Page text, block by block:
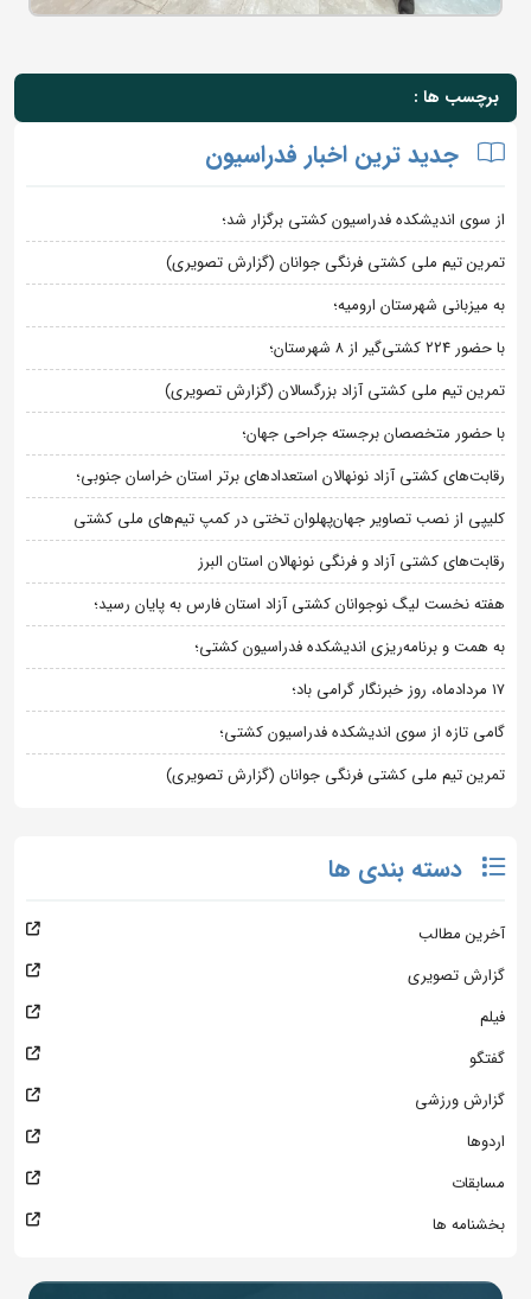
برچسب ها :
جدید ترین اخبار فدراسیون
از سوی اندیشکده فدراسیون کشتی برگزار شد؛
تمرین تیم ملی کشتی فرنگی جوانان (گزارش تصویری)
به میزبانی شهرستان ارومیه؛
با حضور ۲۲۴ کشتی‌گیر از ۸ شهرستان؛
تمرین تیم ملی کشتی آزاد بزرگسالان (گزارش تصویری)
با حضور متخصصان برجسته جراحی جهان؛
رقابت‌های کشتی آزاد نونهالان استعدادهای برتر استان خراسان جنوبی؛
کلیپی از نصب تصاویر جهان‌پهلوان تختی در کمپ تیم‌های ملی کشتی
رقابت‌های کشتی آزاد و فرنگی نونهالان استان البرز
هفته نخست لیگ نوجوانان کشتی آزاد استان فارس به پایان رسید؛
به همت و برنامه‌ریزی اندیشکده فدراسیون کشتی؛
۱۷ مردادماه، روز خبرنگار گرامی باد؛
گامی تازه از سوی اندیشکده فدراسیون کشتی؛
تمرین تیم ملی کشتی فرنگی جوانان (گزارش تصویری)
دسته بندی ها
آخرین مطالب
گزارش تصویری
فیلم
گفتگو
گزارش ورزشی
اردوها
مسابقات
بخشنامه ها